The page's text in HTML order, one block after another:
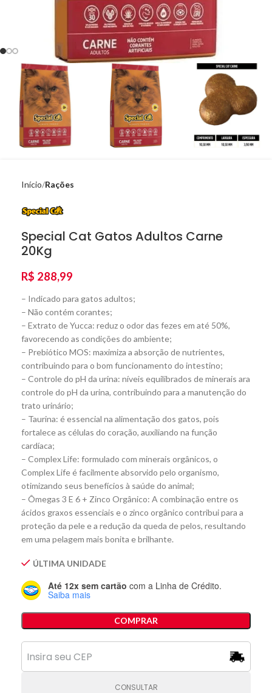
Início Rações
Special Cat Gatos Adultos Carne
20Kg
R$ 288,99
– Indicado para gatos adultos;
– Não contém corantes;
– Extrato de Yucca: reduz o odor das fezes em até 50%,
favorecendo as condições do ambiente;
– Prebiótico MOS: maximiza a absorção de nutrientes,
contribuindo para o bom funcionamento do intestino;
– Controle do pH da urina: níveis equilibrados de minerais ara
controle do pH da urina, contribuindo para a manutenção do
trato urinário;
– Taurina: é essencial na alimentação dos gatos, pois
fortalece as células do coração, auxiliando na função
cardíaca;
– Complex Life: formulado com minerais orgânicos, o
Complex Life é facilmente absorvido pelo organismo,
otimizando seus benefícios à saúde do animal;
– Ômegas 3 E 6 + Zinco Orgânico: A combinação entre os
ácidos graxos essenciais e o zinco orgânico contribui para a
proteção da pele e a redução da queda de pelos, resultando
em uma pelagem mais bonita e brilhante.
ÚLTIMA UNIDADE
Até 12x sem cartão com a Linha de Crédito.
Saiba mais
COMPRAR
CONSULTAR